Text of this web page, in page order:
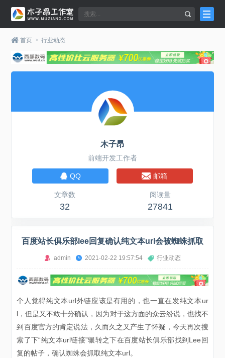
首页 > 行业动态
木子昂
前端开发工作者
QQ 邮箱
文章数
32
阅读量
27841
百度站长俱乐部lee回复确认纯文本url会被蜘蛛抓取
admin 2021-02-22 19:57:54 行业动态
个人觉得纯文本url外链应该是有用的，也一直在发纯文本ur
l，但是又不敢十分确认，因为对于这方面的众云纷说，也找不
到百度官方的肯定说法，久而久之又产生了怀疑，今天再次搜
索了下“纯文本url链接”辗转之下在百度站长俱乐部找到Lee回
复的帖子，确认蜘蛛会抓取纯文本url。